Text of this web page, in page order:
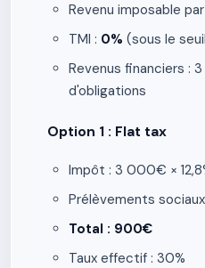
Revenu imposable
TMI : 0% (sous le
Revenus financiers :
d'obligations
Option 1 : Flat tax
Impôt : 3 000€ ×
Prélèvements
Total : 900€
Taux effectif : 30%